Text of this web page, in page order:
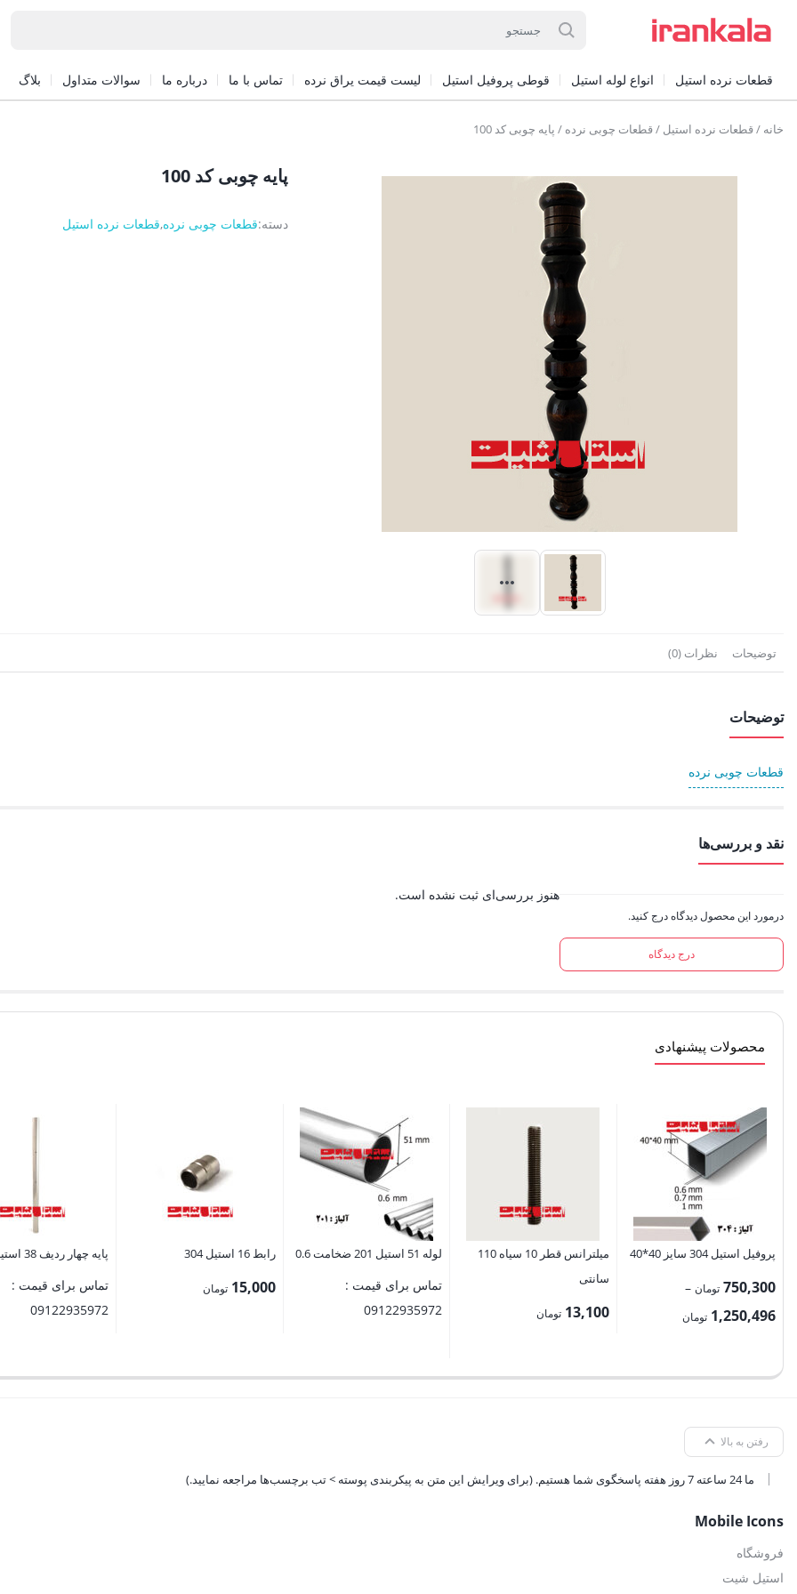
قطعات نرده استیل انواع لوله استیل قوطی پروفیل استیل لیست قیمت یراق نرده تماس با ما درباره ما سوالات متداول بلاگ
خانه /قطعات نرده استیل /قطعات چوبی نرده / پایه چوبی کد 100
پایه چوبی کد 100
دسته:قطعات چوبی نرده,قطعات نرده استیل
توضیحات نظرات (0)
توضیحات
قطعات چوبی نرده
نقد و بررسی‌ها
درمورد این محصول دیدگاه درج کنید.
درج دیدگاه
هنوز بررسی‌ای ثبت نشده است.
محصولات پیشنهادی
پروفیل استیل 304 سایز 40*40
750,300 تومان –
1,250,496 تومان
میلترانس قطر 10 سیاه 110
سانتی
13,100 تومان
لوله 51 استیل 201 ضخامت 0.6
تماس برای قیمت :
09122935972
رابط 16 استیل 304
15,000 تومان
پایه چهار ردیف 38 استیل 201
تماس برای قیمت :
09122935972
رفتن به بالا
ما 24 ساعته 7 روز هفته پاسخگوی شما هستیم. (برای ویرایش این متن به پیکربندی پوسته > تب برچسب‌ها مراجعه نمایید.)
Mobile Icons
فروشگاه
استیل شیت